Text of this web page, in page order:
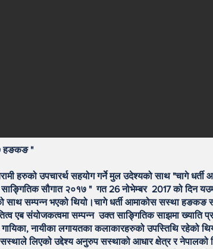
हङकङ "
हरुको उपचारर्थ सहयोग गर्ने मुल उदेश्यको साथ "चागे धर्ती
सौगात २०१७ " गत 26 नोभेम्बर 2017 को दिन
साथ सम्पन्न भएको थियो।चागे धर्ती आमाकोस सस्था हङकङ
एब संयोजकत्वमा सम्पन्न उक्त साङ्गितिक साझमा ख्याति
नायीका लगायतका कलाकारहरुको उपस्तिथि रहेको
लिएको उद्देश्य अनुरुप सस्थाको आधार क्षेत्र र नेपालको